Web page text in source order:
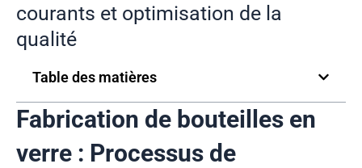
courants et optimisation de la
qualité
Table des matières
Fabrication de bouteilles en
verre : Processus de